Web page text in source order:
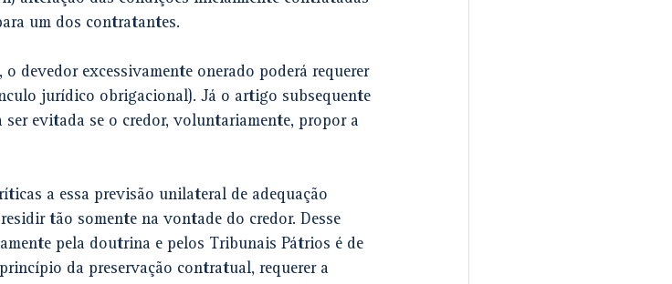
um dos contratantes.
devedor excessivamente onerado poderá requerer
jurídico obrigacional). Já o artigo subsequente
evitada se o credor, voluntariamente, propor a
a essa previsão unilateral de adequação
tão somente na vontade do credor. Desse
pela doutrina e pelos Tribunais Pátrios é de
da preservação contratual, requerer a